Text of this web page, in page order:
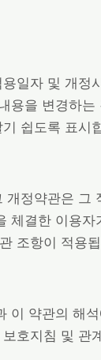
일자 및 개정
용을 변경하
쉽도록 표시
정약관은 그
체결한 이용
조항이 적용
약관의 해
호지침 및 관